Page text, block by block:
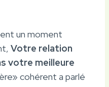
un moment
Votre relation
votre meilleure
cohérent a parlé